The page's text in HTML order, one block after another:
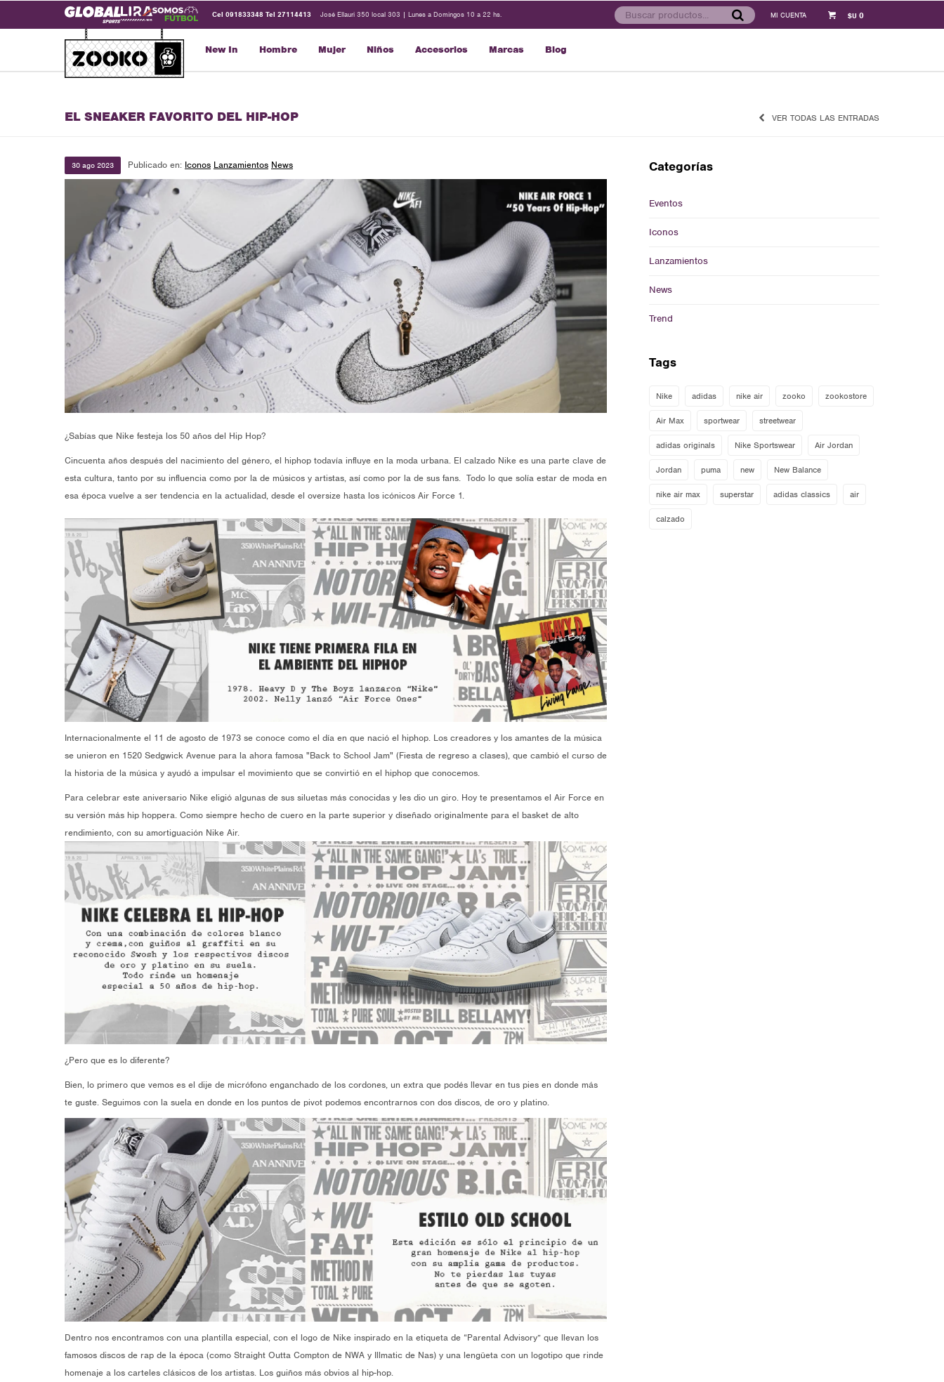
New In Hombre Mujer Niños Accesorios Marcas Blog
$U 0
Cel 091833348 Tel 27114413 José Ellauri 350 local 303 | Lunes a Domingos 10 a 22 hs.
EL SNEAKER FAVORITO DEL HIP-HOP VER TODAS LAS ENTRADAS
30 ago 2023 Publicado en: Iconos Lanzamientos News
¿Sabías que Nike festeja los 50 años del Hip Hop?
Cincuenta años después del nacimiento del género, el hiphop todavía influye en la moda urbana. El calzado Nike es una parte clave de
esta cultura, tanto por su influencia como por la de músicos y artistas, así como por la de sus fans. Todo lo que solía estar de moda en
esa época vuelve a ser tendencia en la actualidad, desde el oversize hasta los icónicos Air Force 1.
Internacionalmente el 11 de agosto de 1973 se conoce como el día en que nació el hiphop. Los creadores y los amantes de la música
se unieron en 1520 Sedgwick Avenue para la ahora famosa "Back to School Jam" (Fiesta de regreso a clases), que cambió el curso de
la historia de la música y ayudó a impulsar el movimiento que se convirtió en el hiphop que conocemos.
Para celebrar este aniversario Nike eligió algunas de sus siluetas más conocidas y les dio un giro. Hoy te presentamos el Air Force en
su versión más hip hoppera. Como siempre hecho de cuero en la parte superior y diseñado originalmente para el basket de alto
rendimiento, con su amortiguación Nike Air.
¿Pero que es lo diferente?
Bien, lo primero que vemos es el dije de micrófono enganchado de los cordones, un extra que podés llevar en tus pies en donde más
te guste. Seguimos con la suela en donde en los puntos de pivot podemos encontrarnos con dos discos, de oro y platino.
Dentro nos encontramos con una plantilla especial, con el logo de Nike inspirado en la etiqueta de “Parental Advisory” que llevan los
famosos discos de rap de la época (como Straight Outta Compton de NWA y Illmatic de Nas) y una lengüeta con un logotipo que rinde
homenaje a los carteles clásicos de los artistas. Los guiños más obvios al hip-hop.
Categorías
Eventos
Iconos
Lanzamientos
News
Trend
Tags
Nike adidas nike air zooko zookostore
Air Max sportwear streetwear
adidas originals Nike Sportswear Air Jordan
Jordan puma new New Balance
nike air max superstar adidas classics air
calzado